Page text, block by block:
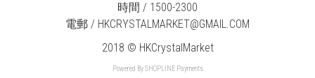
時間 / 1500-2300
電郵 / HKCRYSTALMARKET@GMAIL.COM
2018 © HKCrystalMarket
Powered BySHOPLINE Payments